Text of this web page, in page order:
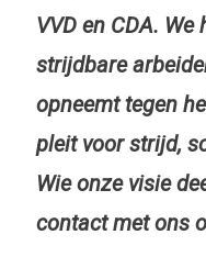
VVD en CDA.
strijdbare
opneemt tegen
pleit voor strijd,
Wie onze visie
contact met ons